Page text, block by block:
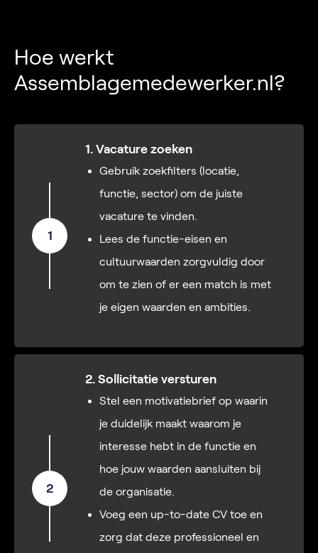
Hoe werkt
Assemblagemedewerker.nl?
1
1. Vacature zoeken
Gebruik zoekfilters (locatie,
functie, sector) om de juiste
vacature te vinden.
Lees de functie-eisen en
cultuurwaarden zorgvuldig door
om te zien of er een match is met
je eigen waarden en ambities.
2
2. Sollicitatie versturen
Stel een motivatiebrief op waarin
je duidelijk maakt waarom je
interesse hebt in de functie en
hoe jouw waarden aansluiten bij
de organisatie.
Voeg een up-to-date CV toe en
zorg dat deze professioneel en